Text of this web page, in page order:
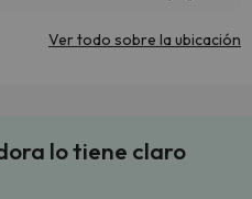
Ver todo sobre la ubicación
lo tiene claro